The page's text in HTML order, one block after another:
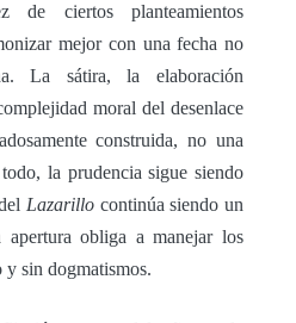
de ciertos planteamientos
mejor con una fecha no
La sátira, la elaboración
moral del desenlace
construida, no una
la prudencia sigue siendo
Lazarillocontinúa siendo un
apertura obliga a manejar los
sin dogmatismos.